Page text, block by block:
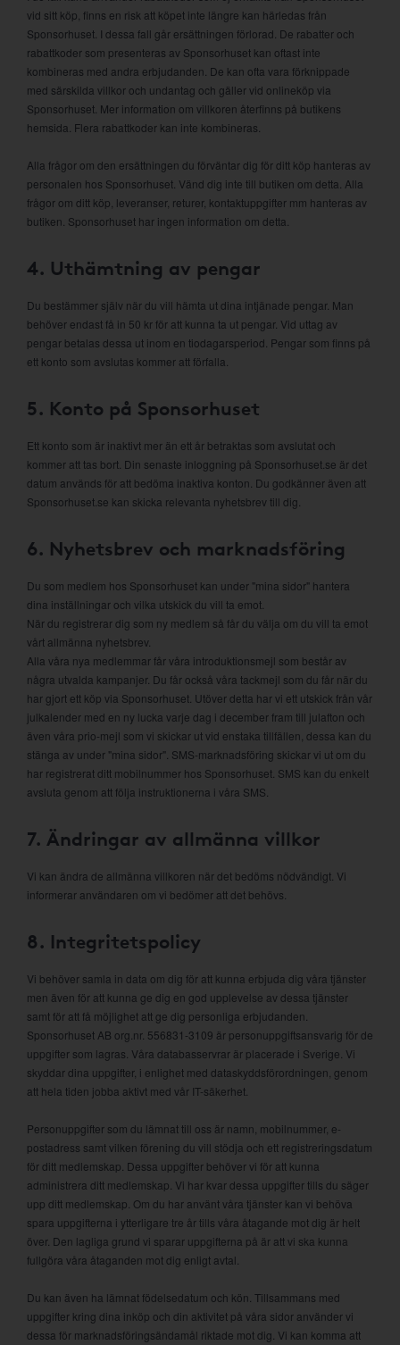
vid sitt köp, finns en risk att köpet inte längre kan härledas från
Sponsorhuset. I dessa fall går ersättningen förlorad. De rabatter och
rabattkoder som presenteras av Sponsorhuset kan oftast inte
kombineras med andra erbjudanden. De kan ofta vara förknippade
med särskilda villkor och undantag och gäller vid onlineköp via
Sponsorhuset. Mer information om villkoren återfinns på butikens
hemsida. Flera rabattkoder kan inte kombineras.
Alla frågor om den ersättningen du förväntar dig för ditt köp hanteras av
personalen hos Sponsorhuset. Vänd dig inte till butiken om detta. Alla
frågor om ditt köp, leveranser, returer, kontaktuppgifter mm hanteras av
butiken. Sponsorhuset har ingen information om detta.
4. Uthämtning av pengar
Du bestämmer själv när du vill hämta ut dina intjänade pengar. Man
behöver endast få in 50 kr för att kunna ta ut pengar. Vid uttag av
pengar betalas dessa ut inom en tiodagarsperiod. Pengar som finns på
ett konto som avslutas kommer att förfalla.
5. Konto på Sponsorhuset
Ett konto som är inaktivt mer än ett år betraktas som avslutat och
kommer att tas bort. Din senaste inloggning på Sponsorhuset.se är det
datum används för att bedöma inaktiva konton. Du godkänner även att
Sponsorhuset.se kan skicka relevanta nyhetsbrev till dig.
6. Nyhetsbrev och marknadsföring
Du som medlem hos Sponsorhuset kan under "mina sidor" hantera
dina inställningar och vilka utskick du vill ta emot.
När du registrerar dig som ny medlem så får du välja om du vill ta emot
vårt allmänna nyhetsbrev.
Alla våra nya medlemmar får våra introduktionsmejl som består av
några utvalda kampanjer. Du får också våra tackmejl som du får när du
har gjort ett köp via Sponsorhuset. Utöver detta har vi ett utskick från vår
julkalender med en ny lucka varje dag i december fram till julafton och
även våra prio-mejl som vi skickar ut vid enstaka tillfällen, dessa kan du
stänga av under "mina sidor". SMS-marknadsföring skickar vi ut om du
har registrerat ditt mobilnummer hos Sponsorhuset. SMS kan du enkelt
avsluta genom att följa instruktionerna i våra SMS.
7. Ändringar av allmänna villkor
Vi kan ändra de allmänna villkoren när det bedöms nödvändigt. Vi
informerar användaren om vi bedömer att det behövs.
8. Integritetspolicy
Vi behöver samla in data om dig för att kunna erbjuda dig våra tjänster
men även för att kunna ge dig en god upplevelse av dessa tjänster
samt för att få möjlighet att ge dig personliga erbjudanden.
Sponsorhuset AB org.nr. 556831-3109 är personuppgiftsansvarig för de
uppgifter som lagras. Våra databasservrar är placerade i Sverige. Vi
skyddar dina uppgifter, i enlighet med dataskyddsförordningen, genom
att hela tiden jobba aktivt med vår IT-säkerhet.
Personuppgifter som du lämnat till oss är namn, mobilnummer, e-
postadress samt vilken förening du vill stödja och ett registreringsdatum
för ditt medlemskap. Dessa uppgifter behöver vi för att kunna
administrera ditt medlemskap. Vi har kvar dessa uppgifter tills du säger
upp ditt medlemskap. Om du har använt våra tjänster kan vi behöva
spara uppgifterna i ytterligare tre år tills våra åtagande mot dig är helt
över. Den lagliga grund vi sparar uppgifterna på är att vi ska kunna
fullgöra våra åtaganden mot dig enligt avtal.
Du kan även ha lämnat födelsedatum och kön. Tillsammans med
uppgifter kring dina inköp och din aktivitet på våra sidor använder vi
dessa för marknadsföringsändamål riktade mot dig. Vi kan komma att